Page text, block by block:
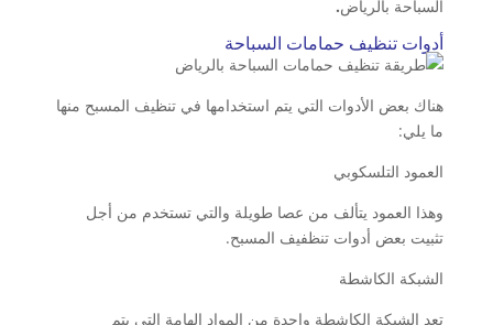
السباحة بالرياض.
أدوات تنظيف حمامات السباحة
هناك بعض الأدوات التي يتم استخدامها في تنظيف المسبح منها
ما يلي:
العمود التلسكوبي
وهذا العمود يتألف من عصا طويلة والتي تستخدم من أجل
تثبيت بعض أدوات تنظفيف المسبح.
الشبكة الكاشطة
تعد الشبكة الكاشطة واحدة من المواد الهامة التي يتم